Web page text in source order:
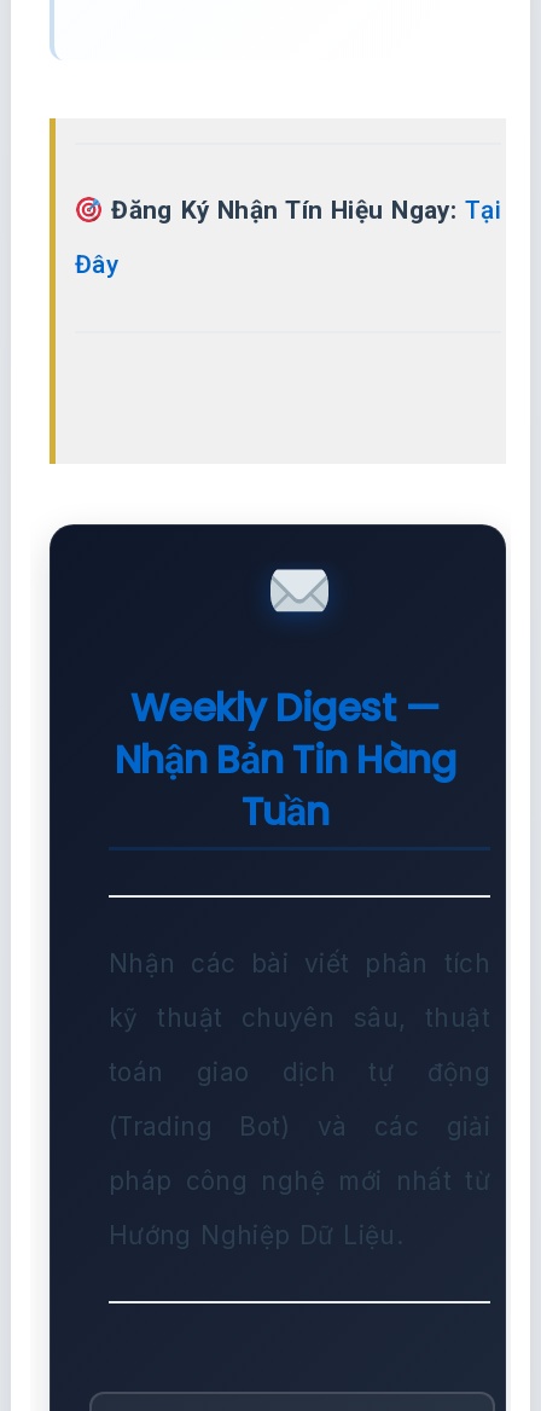
Đăng Ký Nhận Tín Hiệu Ngay: Tại
Đây
Weekly Digest —
Nhận Bản Tin Hàng
Tuần
Nhận các bài viết phân tích
kỹ thuật chuyên sâu, thuật
toán giao dịch tự động
(Trading Bot) và các giải
pháp công nghệ mới nhất từ
Hướng Nghiệp Dữ Liệu.